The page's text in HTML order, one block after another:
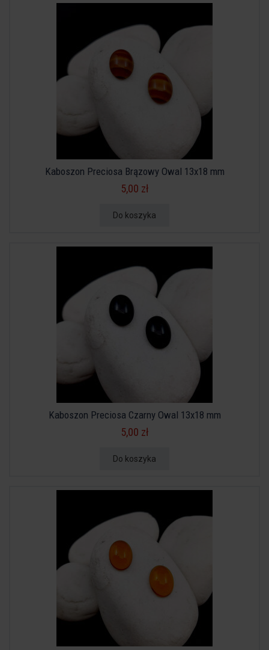
Kaboszon Preciosa Brązowy Owal 13x18 mm
5,00 zł
Do koszyka
Kaboszon Preciosa Czarny Owal 13x18 mm
5,00 zł
Do koszyka